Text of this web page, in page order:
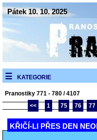
Pátek 10. 10. 2025
KATEGORIE
Pranostiky 771 - 780 / 4107
<<
1 75 76 77
KŘIČÍ-LI PŘES DEN